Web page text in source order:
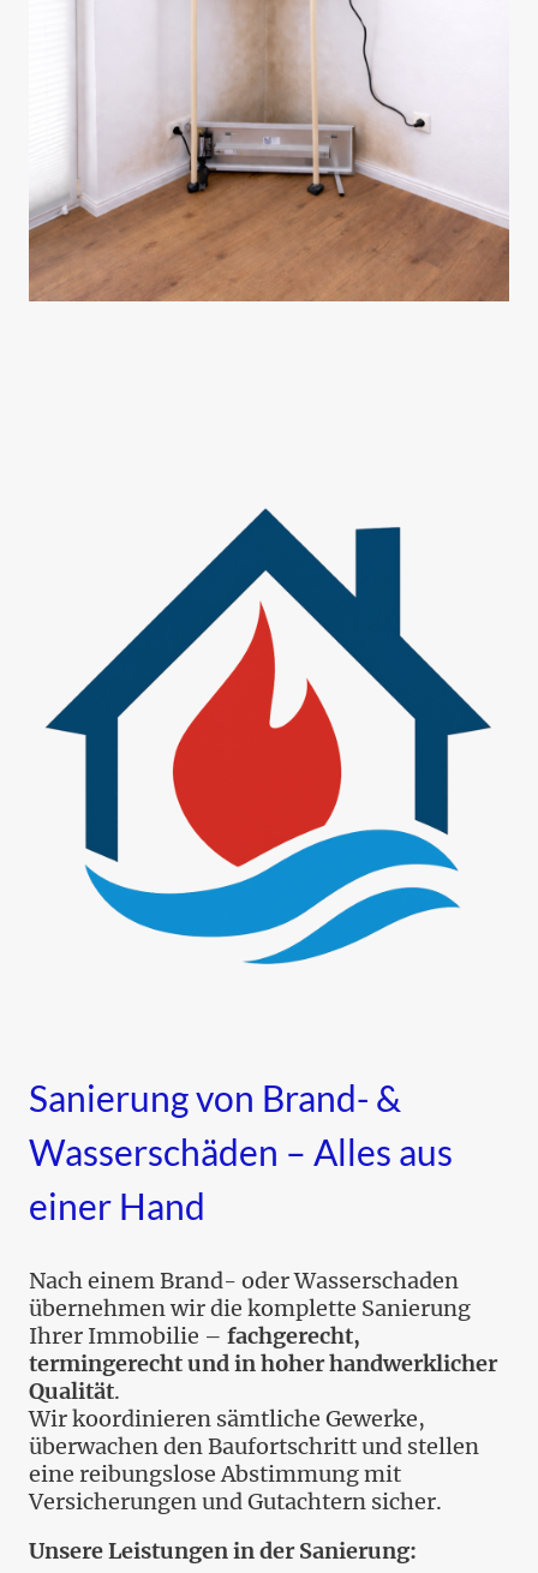
Sanierung von Brand- &
Wasserschäden – Alles aus
einer Hand
Nach einem Brand- oder Wasserschaden
übernehmen wir die komplette Sanierung
Ihrer Immobilie – fachgerecht,
termingerecht und in hoher handwerklicher
Qualität.
Wir koordinieren sämtliche Gewerke,
überwachen den Baufortschritt und stellen
eine reibungslose Abstimmung mit
Versicherungen und Gutachtern sicher.
Unsere Leistungen in der Sanierung: